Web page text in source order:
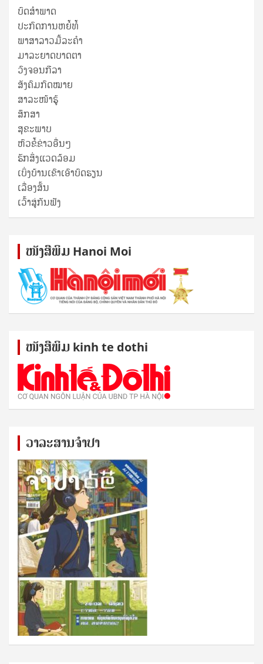
ບົດສໍາພາດ
ປະກົດການຫຍໍ້ທໍ້
ພາສາລາວມື້ລະຄຳ
ມາລະຍາດບາດຕາ
ວົງຈອນກີລາ
ສັງຄົມກົດໝາຍ
ສາລະໜ້າຮູ້
ສຶກສາ
ສຸ​ຂະ​ພາບ
ຫົວຂໍ້ຂ່າວອື່ນໆ
ຮັກສິ່ງແວດລ້ອມ
ເບິ່ງບ້ານເຂົາເອົາບົດຮຽນ
ເລື່ອງສັ້ນ
ເວົ້າສູ່ກັນຟັງ
ໜັງ​ສື​ພິມ Hanoi Moi
ໜັງ​ສື​ພິມ kinh te dothi
ວາລະສານຈຳປາ